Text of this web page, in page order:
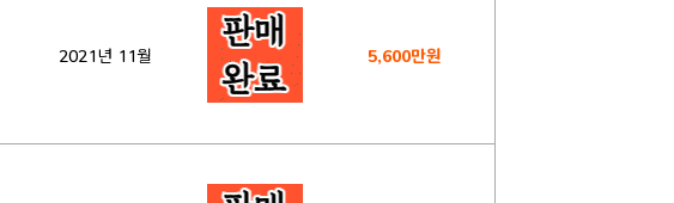
2021년 11월 5,600만원